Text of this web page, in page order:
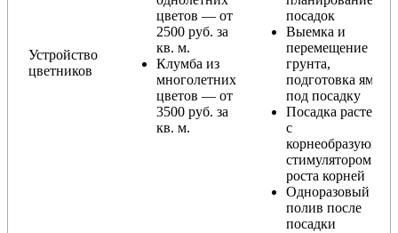
Устройство
цветников
цветов — от
2500 руб. за
кв. м.
Клумба из
многолетних
цветов — от
3500 руб. за
кв. м.
посадок
Выемка и
перемещение
грунта,
подготовка ямы
под посадку
Посадка растений
с
корнеобразующим
стимулятором
роста корней
Одноразовый
полив после
посадки